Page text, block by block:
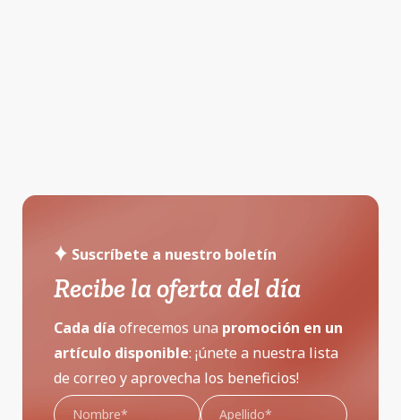
Suscríbete a nuestro boletín
Recibe la oferta del día
Cada día ofrecemos una promoción en un
artículo disponible: ¡únete a nuestra lista
de correo y aprovecha los beneficios!